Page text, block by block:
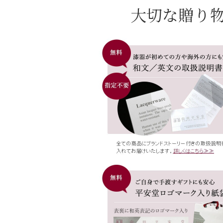
大切な贈り